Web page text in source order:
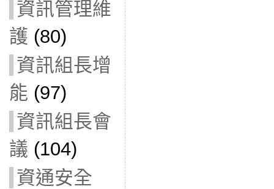
資訊管理維
護 (80)
資訊組長增
能 (97)
資訊組長會
議 (104)
資通安全